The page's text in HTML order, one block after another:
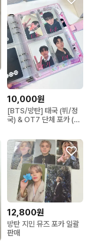
10,000원
[BTS/방탄] 태국 (뷔/정
국) & OT7 단체 포카 (개
12,800원
방탄 지민 뮤즈 포카 일괄
판매